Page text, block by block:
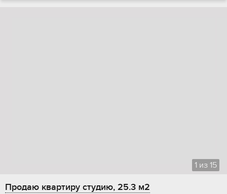
1 из 15
Продаю квартиру студию, 25.3 м2